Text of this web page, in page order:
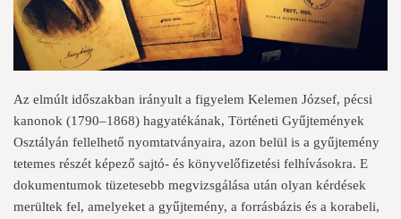
Az elmúlt időszakban irányult a figyelem Kelemen József, pécsi
kanonok (1790–1868) hagyatékának, Történeti Gyűjtemények
Osztályán fellelhető nyomtatványaira, azon belül is a gyűjtemény
tetemes részét képező sajtó- és könyvelőfizetési felhívásokra. E
dokumentumok tüzetesebb megvizsgálása után olyan kérdések
merültek fel, amelyeket a gyűjtemény, a forrásbázis és a korabeli,